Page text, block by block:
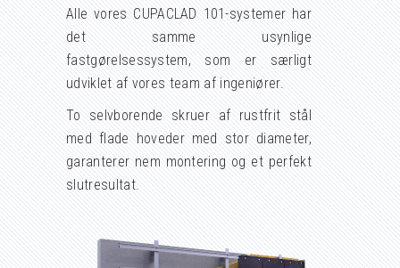
Alle vores CUPACLAD 101-systemer har
det samme usynlige
fastgørelsessystem, som er særligt
udviklet af vores team af ingeniører.
To selvborende skruer af rustfrit stål
med flade hoveder med stor diameter,
garanterer nem montering og et perfekt
slutresultat.